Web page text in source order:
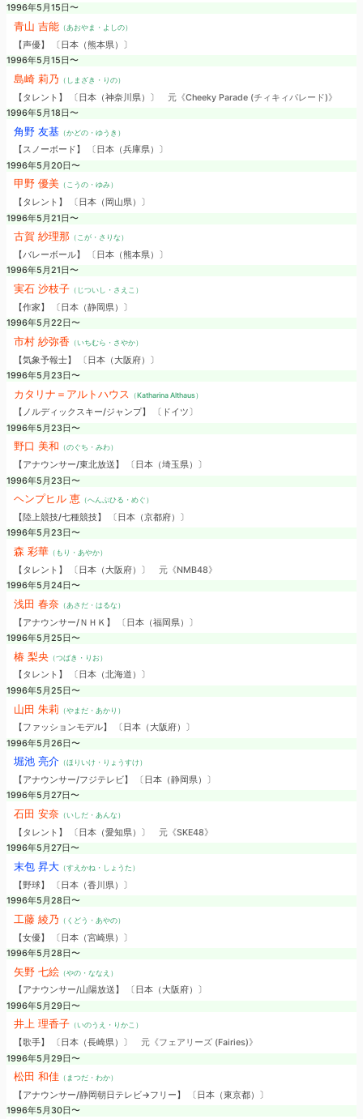
1996年5月15日〜
青山 吉能（あおやま・よしの）
【声優】 〔日本（熊本県）〕
1996年5月15日〜
島崎 莉乃 （しまざき・りの）
【タレント】 〔日本（神奈川県）〕 元《Cheeky Parade (チィキィパレード)》
1996年5月18日〜
角野 友基（かどの・ゆうき）
【スノーボード】 〔日本（兵庫県）〕
1996年5月20日〜
甲野 優美（こうの・ゆみ）
【タレント】 〔日本（岡山県）〕
1996年5月21日〜
古賀 紗理那（こが・さりな）
【バレーボール】 〔日本（熊本県）〕
1996年5月21日〜
実石 沙枝子（じついし・さえこ）
【作家】 〔日本（静岡県）〕
1996年5月22日〜
市村 紗弥香 （いちむら・さやか）
【気象予報士】 〔日本（大阪府）〕
1996年5月23日〜
カタリナ＝アルトハウス （Katharina Althaus）
【ノルディックスキー/ジャンプ】 〔ドイツ〕
1996年5月23日〜
野口 美和 （のぐち・みわ）
【アナウンサー/東北放送】 〔日本（埼玉県）〕
1996年5月23日〜
ヘンプヒル 恵 （へんぷひる・めぐ）
【陸上競技/七種競技】 〔日本（京都府）〕
1996年5月23日〜
森 彩華（もり・あやか）
【タレント】 〔日本（大阪府）〕 元《NMB48》
1996年5月24日〜
浅田 春奈（あさだ・はるな）
【アナウンサー/ＮＨＫ】 〔日本（福岡県）〕
1996年5月25日〜
椿 梨央（つばき・りお）
【タレント】 〔日本（北海道）〕
1996年5月25日〜
山田 朱莉 （やまだ・あかり）
【ファッションモデル】 〔日本（大阪府）〕
1996年5月26日〜
堀池 亮介（ほりいけ・りょうすけ）
【アナウンサー/フジテレビ】 〔日本（静岡県）〕
1996年5月27日〜
石田 安奈（いしだ・あんな）
【タレント】 〔日本（愛知県）〕 元《SKE48》
1996年5月27日〜
末包 昇大（すえかね・しょうた）
【野球】 〔日本（香川県）〕
1996年5月28日〜
工藤 綾乃 （くどう・あやの）
【女優】 〔日本（宮崎県）〕
1996年5月28日〜
矢野 七絵（やの・ななえ）
【アナウンサー/山陽放送】 〔日本（大阪府）〕
1996年5月29日〜
井上 理香子（いのうえ・りかこ）
【歌手】 〔日本（長崎県）〕 元《フェアリーズ (Fairies)》
1996年5月29日〜
松田 和佳（まつだ・わか）
【アナウンサー/静岡朝日テレビ→フリー】 〔日本（東京都）〕
1996年5月30日〜